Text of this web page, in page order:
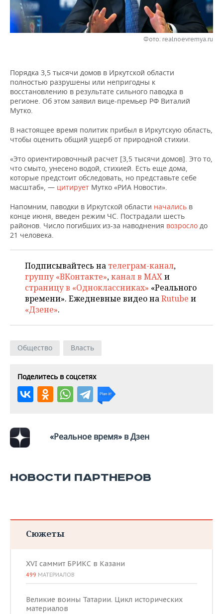
НЕФТЕХИМИЯ
НЕФТЬ
ЭНЕРГЕТИКА
РОЗНИЧНАЯ ТОРГОВЛЯ
НОВОСТИ ТЕХНОЛОГИЙ
ТЕЛЕКОММУНИКАЦИИ
МЕРОПРИЯТИЯ
БИЗНЕС-БРАНЧИ
ONLINE-КОНФЕРЕНЦИИ
ОТКРЫТАЯ ЛЕКЦИЯ
ФУТБОЛ
ХОККЕЙ
БАСКЕТБОЛ
ВОЛЕЙБОЛ
КИБЕРСПОРТ
ФИГУРНОЕ КАТАНИЕ
ВОДНЫЕ ВИДЫ СПОРТА
ХОККЕЙ С МЯЧОМ
НОВОСТИ ОБЩЕСТВА
ВЛАСТЬ
ИНФРАСТРУКТУРА
ИСТОРИЯ
КУЛЬТУРА
МЕДИЦИНА
ОБРАЗОВАНИЕ
ПРОИСШЕСТВИЯ
ФОТОГАЛЕРЕЯ
СЮЖЕТЫ
СПРАВОЧНИК
СПИСОК ПЕРСОН
СПИСОК КОМПАНИЙ
ПОЛНАЯ ВЕРСИЯ
Фото: realnoevremya.ru
Порядка 3,5 тысячи домов в Иркутской области
полностью разрушены или непригодны к
восстановлению в результате сильного паводка в
регионе. Об этом заявил вице-премьер РФ Виталий
Мутко.
В настоящее время политик прибыл в Иркутскую область,
чтобы оценить общий ущерб от природной стихии.
«Это ориентировочный расчет [3,5 тысячи домов]. Это то,
что смыто, унесено водой, стихией. Есть еще дома,
которые предстоит обследовать, но представьте себе
масштаб», — цитирует Мутко «РИА Новости».
Напомним, паводки в Иркутской области начались в
конце июня, введен режим ЧС. Пострадали шесть
районов. Число погибших из-за наводнения возросло до
21 человека.
Подписывайтесь на телеграм-канал,
группу «ВКонтакте»,канал в MAXи
страницу в «Одноклассниках» «Реального
времени». Ежедневные видео наRutube и
«Дзене».
Общество Власть
Поделитесь в соцсетях
«Реальное время» в Дзен
НОВОСТИ ПАРТНЕРОВ
Сюжеты
XVI саммит БРИКС в Казани
499 МАТЕРИАЛОВ
Великие воины Татарии. Цикл исторических
материалов